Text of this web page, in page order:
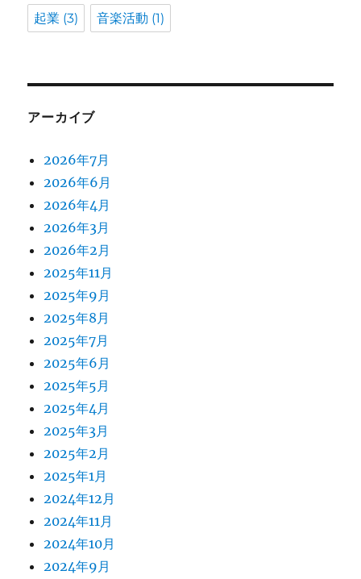
起業 (3) 音楽活動 (1)
アーカイブ
2026年7月
2026年6月
2026年4月
2026年3月
2026年2月
2025年11月
2025年9月
2025年8月
2025年7月
2025年6月
2025年5月
2025年4月
2025年3月
2025年2月
2025年1月
2024年12月
2024年11月
2024年10月
2024年9月